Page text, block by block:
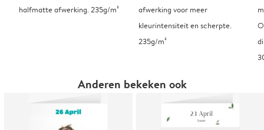
halfmatte afwerking. 235g/m²
afwerking voor meer
kleurintensiteit en scherpte.
235g/m²
Anderen bekeken ook